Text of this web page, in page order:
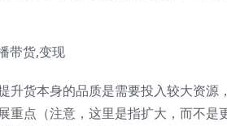
升货本身的品质是需要投入较大资源
重点（注意，这里是指扩大，而不是